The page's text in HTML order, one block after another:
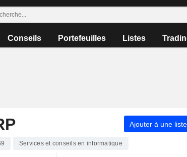
Conseils Portefeuilles Listes
Ajouter à une liste
Services et conseils en informatique